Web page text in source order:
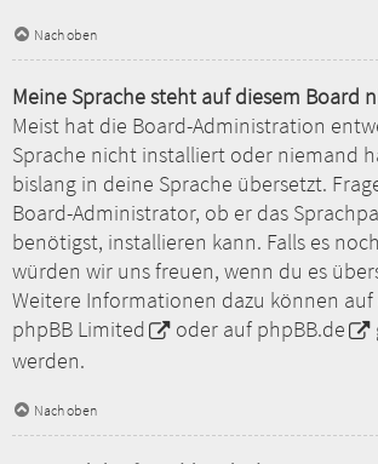
Nach oben
Meine Sprache steht auf diesem Board
Meist hat die Board-Administration
Sprache nicht installiert oder niemand
bislang in deine Sprache übersetzt.
Board-Administrator, ob er das
benötigst, installieren kann. Falls es
würden wir uns freuen, wenn du es
Weitere Informationen dazu können auf
phpBB Limited
oder auf phpBB.de
werden.
Nach oben